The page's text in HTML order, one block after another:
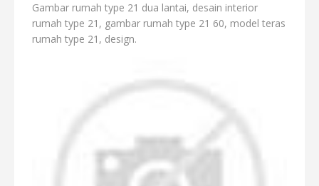
Gambar rumah type 21 dua lantai, desain interior
rumah type 21, gambar rumah type 21 60, model teras
rumah type 21, design.